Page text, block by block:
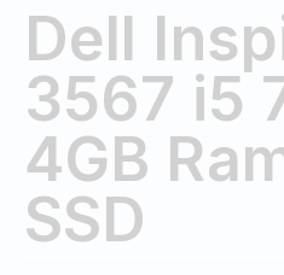
Dell
3567 i5
4GB
SSD